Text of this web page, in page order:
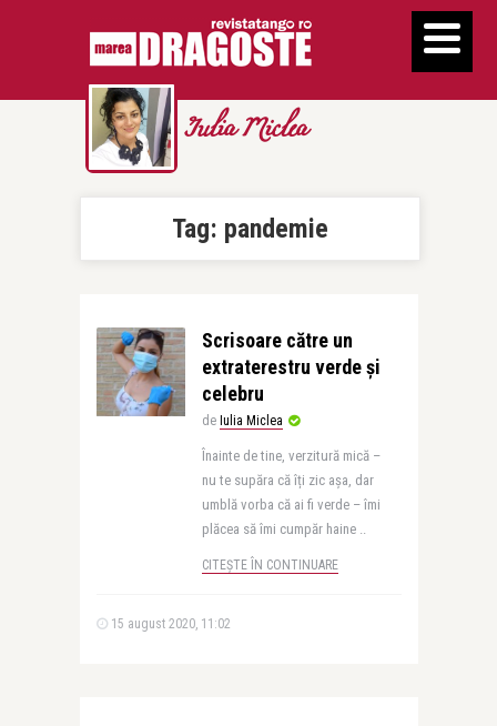
Iulia Miclea
Tag: pandemie
Scrisoare către un
extraterestru verde și
celebru
de Iulia Miclea
Înainte de tine, verzitură mică –
nu te supăra că îți zic așa, dar
umblă vorba că ai fi verde – îmi
plăcea să îmi cumpăr haine ..
CITEȘTE ÎN CONTINUARE
15 august 2020, 11:02